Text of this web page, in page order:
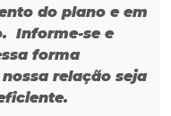
do plano e em
Informe-se e
forma
relação seja